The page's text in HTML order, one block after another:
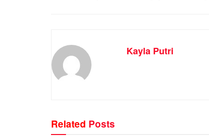
Kayla Putri
Related Posts